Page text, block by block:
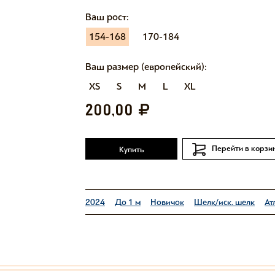
Ваш рост:
154-168
170-184
Ваш размер (европейский):
XS
S M L XL
200,00
Купить Перейти в
2024 До 1 м Новичок Шелк/иск. шелк